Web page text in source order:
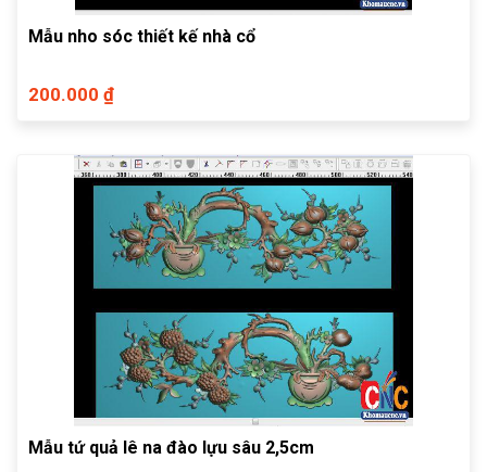
Mẫu nho sóc thiết kế nhà cổ
200.000 ₫
Mẫu tứ quả lê na đào lựu sâu 2,5cm